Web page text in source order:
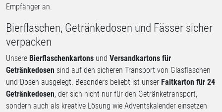
Empfänger an.
Bierflaschen, Getränkedosen und Fässer sicher
verpacken
Unsere Bierflaschenkartons und Versandkartons für
Getränkedosen sind auf den sicheren Transport von Glasflaschen
und Dosen ausgelegt. Besonders beliebt ist unser Faltkarton für 24
Getränkedosen, der sich nicht nur für den Getränketransport,
sondern auch als kreative Lösung wie Adventskalender einsetzen